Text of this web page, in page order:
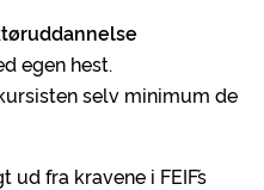
egen hest.
selv minimum de
fra kravene i FEIF´s